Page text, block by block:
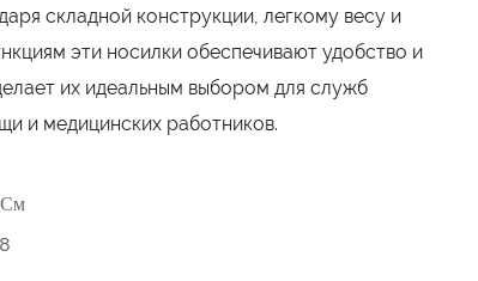
складной конструкции, легкому весу и
эти носилки обеспечивают удобство и
их идеальным выбором для служб
и медицинских работников.